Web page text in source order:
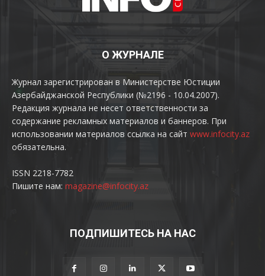
О ЖУРНАЛЕ
Журнал зарегистрирован в Министерстве Юстиции
Азербайджанской Республики (№2196 - 10.04.2007).
Редакция журнала не несет ответственности за
содержание рекламных материалов и баннеров. При
использовании материалов ссылка на сайт www.infocity.az
обязательна.
ISSN 2218-7782
Пишите нам: magazine@infocity.az
ПОДПИШИТЕСЬ НА НАС